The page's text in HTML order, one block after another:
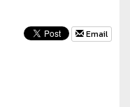
Email